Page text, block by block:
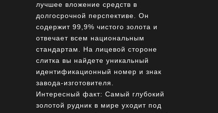
лучшее вложение средств в
долгосрочной перспективе. Он
содержит 99,9% чистого золота и
отвечает всем национальным
стандартам. На лицевой стороне
слитка вы найдете уникальный
идентификационный номер и знак
завода-изготовителя.
Интересный факт: Самый глубокий
золотой рудник в мире уходит под